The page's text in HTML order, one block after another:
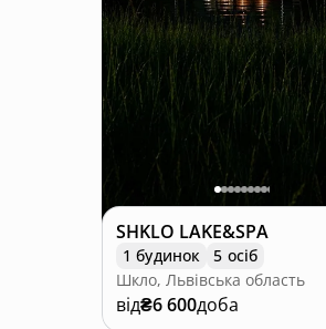
SHKLO LAKE&SPA
1 будинок
5 осіб
Шкло, Львівська область
від₴6 600доба